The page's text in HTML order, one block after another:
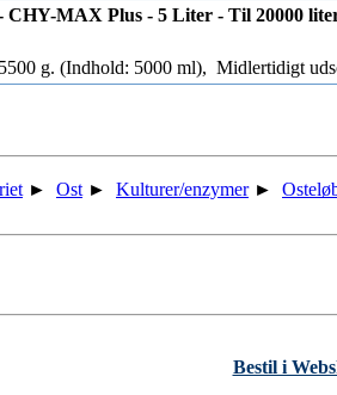
CHY-MAX Plus - 5 Liter - Til 20000
g. (Indhold: 5000 ml), Midlertidigt
► Ost ► Kulturer/enzymer ►
Bestil i